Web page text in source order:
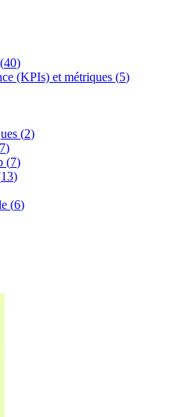
(40)
(KPIs) et métriques (5)
(2)
7)
(7)
13)
(6)